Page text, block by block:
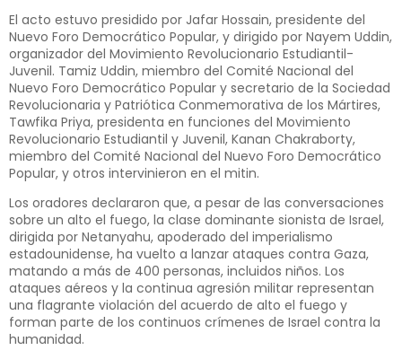
El acto estuvo presidido por Jafar Hossain, presidente del
Nuevo Foro Democrático Popular, y dirigido por Nayem Uddin,
organizador del Movimiento Revolucionario Estudiantil-
Juvenil. Tamiz Uddin, miembro del Comité Nacional del
Nuevo Foro Democrático Popular y secretario de la Sociedad
Revolucionaria y Patriótica Conmemorativa de los Mártires,
Tawfika Priya, presidenta en funciones del Movimiento
Revolucionario Estudiantil y Juvenil, Kanan Chakraborty,
miembro del Comité Nacional del Nuevo Foro Democrático
Popular, y otros intervinieron en el mitin.
Los oradores declararon que, a pesar de las conversaciones
sobre un alto el fuego, la clase dominante sionista de Israel,
dirigida por Netanyahu, apoderado del imperialismo
estadounidense, ha vuelto a lanzar ataques contra Gaza,
matando a más de 400 personas, incluidos niños. Los
ataques aéreos y la continua agresión militar representan
una flagrante violación del acuerdo de alto el fuego y
forman parte de los continuos crímenes de Israel contra la
humanidad.